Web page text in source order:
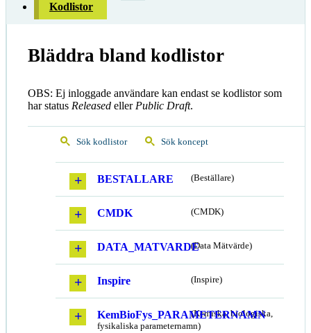
Kodlistor
Bläddra bland kodlistor
OBS: Ej inloggade användare kan endast se kodlistor som
har status Released eller Public Draft.
Sök kodlistor Sök koncept
BESTALLARE (Beställare)
CMDK (CMDK)
DATA_MATVARDE(Data Mätvärde)
Inspire (Inspire)
KemBioFys_PARAMETERNAMN
(Kemiska, biologiska,
fysikaliska parameternamn)